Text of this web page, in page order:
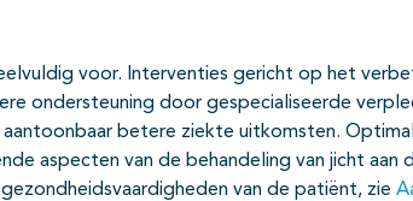
voor. Interventies gericht op het
ondersteuning door gespecialiseerde
betere ziekte uitkomsten.
aspecten van de behandeling van jicht aan
van de patiënt, zie